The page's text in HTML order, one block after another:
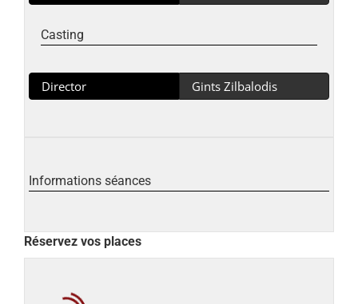
Casting
Director Gints Zilbalodis
Informations séances
Réservez vos places